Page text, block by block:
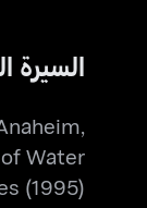
السيرة
Water
(1995).